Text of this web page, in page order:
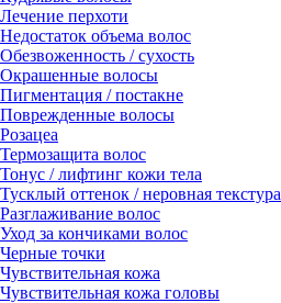
Лечение перхоти
Недостаток объема волос
Обезвоженность / сухость
Окрашенные волосы
Пигментация / постакне
Поврежденные волосы
Розацеа
Термозащита волос
Тонус / лифтинг кожи тела
Тусклый оттенок / неровная текстура
Разглаживание волос
Уход за кончиками волос
Черные точки
Чувствительная кожа
Чувствительная кожа головы